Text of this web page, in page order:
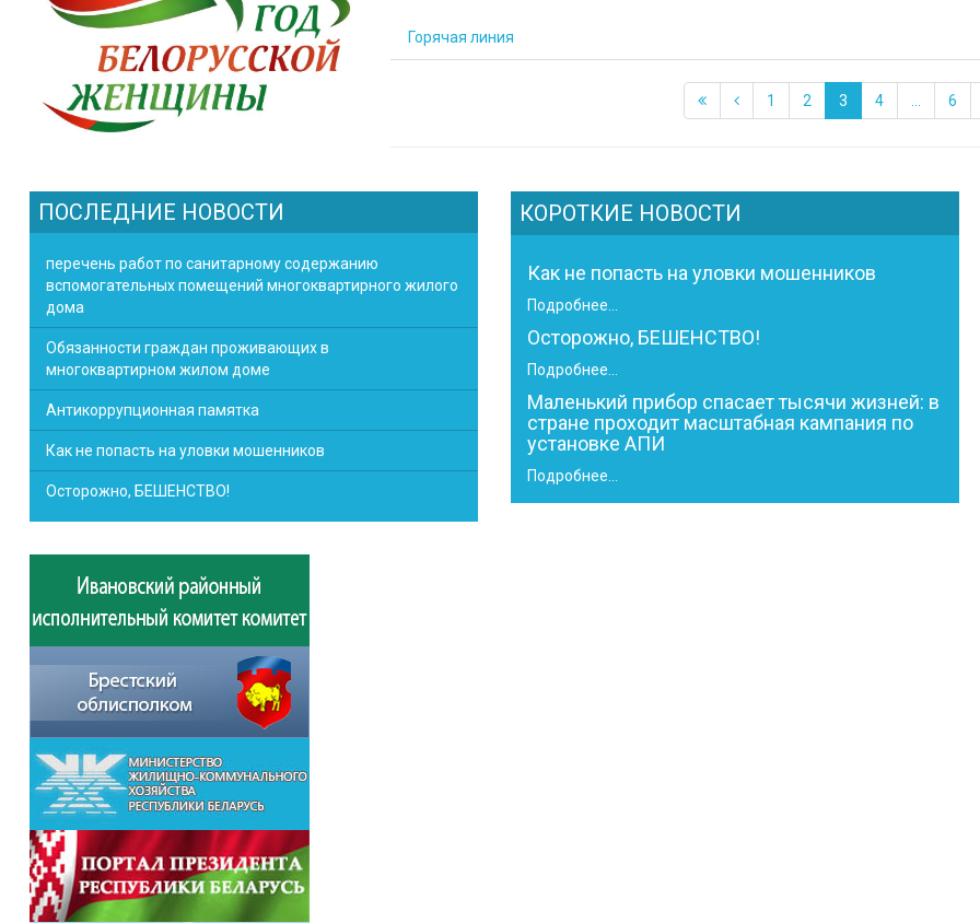
Горячая линия
1 2 3 4 6
ПОСЛЕДНИЕ НОВОСТИ
перечень работ по санитарному содержанию
вспомогательных помещений многоквартирного жилого
дома
Обязанности граждан проживающих в
многоквартирном жилом доме
Антикоррупционная памятка
Как не попасть на уловки мошенников
Осторожно, БЕШЕНСТВО!
КОРОТКИЕ НОВОСТИ
Как не попасть на уловки мошенников
Подробнее...
Осторожно, БЕШЕНСТВО!
Подробнее...
Маленький прибор спасает тысячи жизней: в
стране проходит масштабная кампания по
установке АПИ
Подробнее...